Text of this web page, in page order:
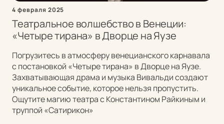
4 февраля 2025
Театральное волшебство в Венеции:
«Четыре тирана» в Дворце на Яузе
Погрузитесь в атмосферу венецианского карнавала
с постановкой «Четыре тирана» в Дворце на Яузе.
Захватывающая драма и музыка Вивальди создают
уникальное событие, которое нельзя пропустить.
Ощутите магию театра с Константином Райкиным и
труппой «Сатирикон»